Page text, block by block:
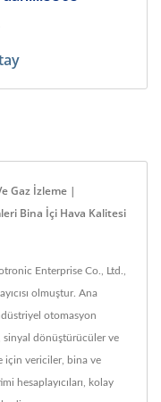
Gaz İzleme |
Bina İçi Hava Kalitesi
Enterprise Co., Ltd.,
olmuştur. Ana
otomasyon
sinyal dönüştürücüler ve
için vericiler, bina ve
hesaplayıcıları, kolay